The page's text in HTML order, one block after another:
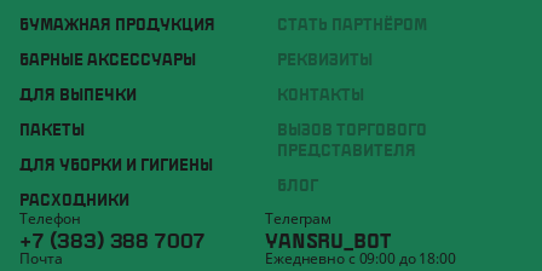
БУМАЖНАЯ ПРОДУКЦИЯ
БАРНЫЕ АКСЕССУАРЫ
ДЛЯ ВЫПЕЧКИ
ПАКЕТЫ
ДЛЯ УБОРКИ И ГИГИЕНЫ
РАСХОДНИКИ
СТАТЬ ПАРТНЁРОМ
РЕКВИЗИТЫ
КОНТАКТЫ
ВЫЗОВ ТОРГОВОГО
ПРЕДСТАВИТЕЛЯ
БЛОГ
Телефон
+7 (383) 388 7007
Телеграм
YANSRU_BOT
Почта Ежедневно с 09:00 до 18:00